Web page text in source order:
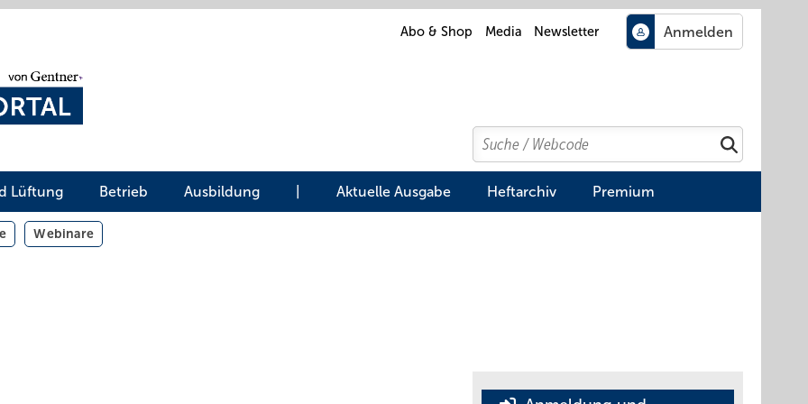
Abo & Shop Media Newsletter
Search
Suchen
Lüftung Betrieb Ausbildung Aktuelle Ausgabe Heftarchiv Premium
Webinare